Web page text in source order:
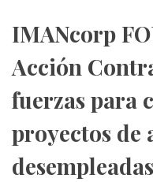
IMANcorp
Acción
fuerzas para
proyectos de